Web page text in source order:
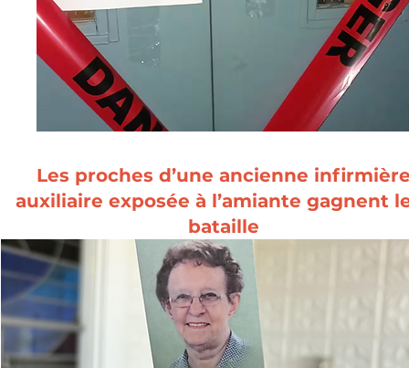
Les proches d’une ancienne
auxiliaire exposée à l’amiante gagnent
bataille